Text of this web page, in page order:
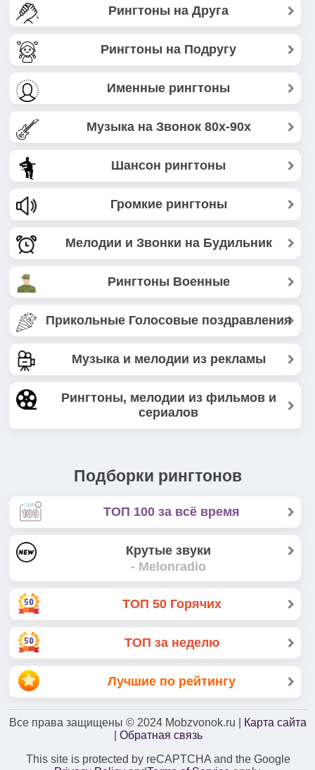
Рингтоны на Друга
Рингтоны на Подругу
Именные рингтоны
Музыка на Звонок 80х-90х
Шансон рингтоны
Громкие рингтоны
Мелодии и Звонки на Будильник
Рингтоны Военные
Прикольные Голосовые поздравления
Музыка и мелодии из рекламы
Рингтоны, мелодии из фильмов и
сериалов
Подборки рингтонов
ТОП 100 за всё время
Крутые звуки
- Melonradio
ТОП 50 Горячих
ТОП за неделю
Лучшие по рейтингу
Все права защищены © 2024 Mobzvonok.ru |
Карта сайта
Обратная связь
This site is protected by reCAPTCHA and the Google